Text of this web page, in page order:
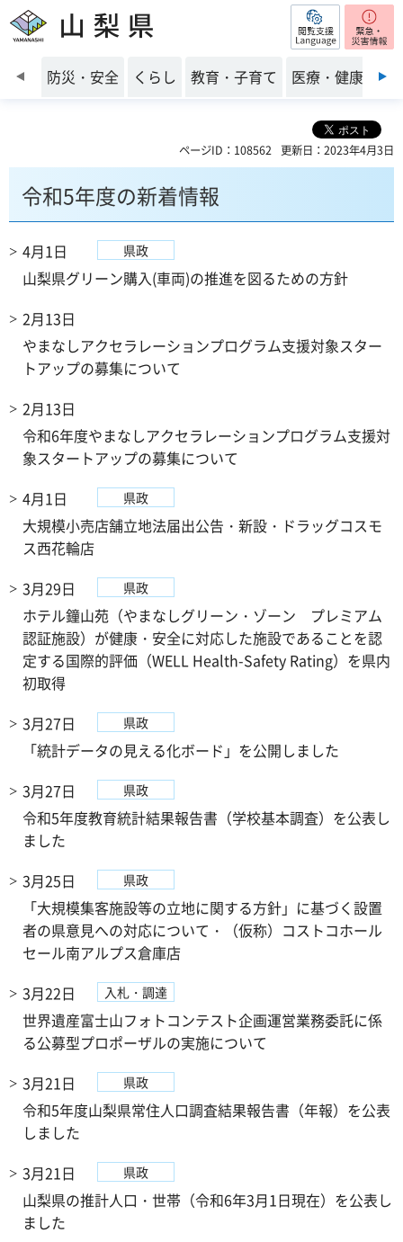
山梨県 閲覧支援
前のスライドを表示
防災・安全 くらし 教育・子育て 医療・健康・福
ページID：108562 更新日：2023年4月3日
令和5年度の新着情報
4月1日 県政
山梨県グリーン購入(車両)の推進を図るための方針
2月13日
やまなしアクセラレーションプログラム支援対象スター
トアップの募集について
2月13日
令和6年度やまなしアクセラレーションプログラム支援対
象スタートアップの募集について
4月1日
県政
大規模小売店舗立地法届出公告・新設・ドラッグコスモ
ス西花輪店
3月29日
県政
ホテル鐘山苑（やまなしグリーン・ゾーン プレミアム
認証施設）が健康・安全に対応した施設であることを認
定する国際的評価（WELL Health-Safety Rating）を県内
初取得
3月27日
県政
「統計データの見える化ボード」を公開しました
3月27日
県政
令和5年度教育統計結果報告書（学校基本調査）を公表し
ました
3月25日
県政
「大規模集客施設等の立地に関する方針」に基づく設置
者の県意見への対応について・（仮称）コストコホール
セール南アルプス倉庫店
3月22日
入札・調達
世界遺産富士山フォトコンテスト企画運営業務委託に係
る公募型プロポーザルの実施について
3月21日
県政
令和5年度山梨県常住人口調査結果報告書（年報）を公表
しました
3月21日
県政
山梨県の推計人口・世帯（令和6年3月1日現在）を公表し
ました